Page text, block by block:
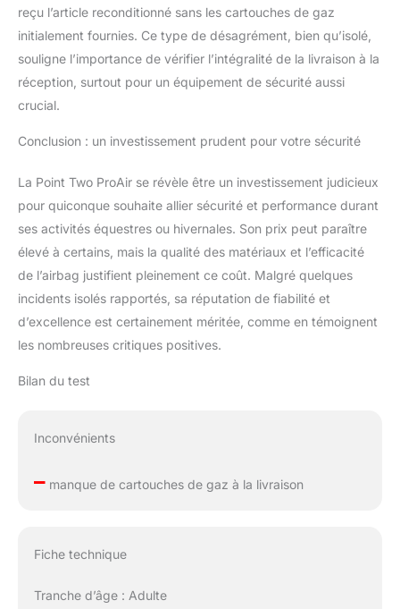
reçu l’article reconditionné sans les cartouches de gaz
initialement fournies. Ce type de désagrément, bien qu’isolé,
souligne l’importance de vérifier l’intégralité de la livraison à la
réception, surtout pour un équipement de sécurité aussi
crucial.
Conclusion : un investissement prudent pour votre sécurité
La Point Two ProAir se révèle être un investissement judicieux
pour quiconque souhaite allier sécurité et performance durant
ses activités équestres ou hivernales. Son prix peut paraître
élevé à certains, mais la qualité des matériaux et l’efficacité
de l’airbag justifient pleinement ce coût. Malgré quelques
incidents isolés rapportés, sa réputation de fiabilité et
d’excellence est certainement méritée, comme en témoignent
les nombreuses critiques positives.
Bilan du test
Inconvénients
–manque de cartouches de gaz à la livraison
Fiche technique
Tranche d’âge : Adulte